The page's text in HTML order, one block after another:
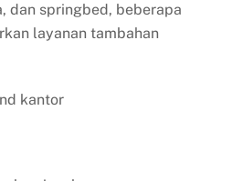
dan springbed, beberapa
layanan tambahan
kantor